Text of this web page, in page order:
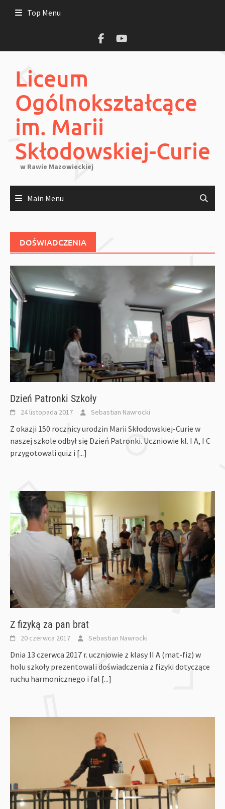
Top Menu
Liceum
Ogólnokształcące
im. Marii
Skłodowskiej-Curie
w Rawie Mazowieckiej
Main Menu
DOŚWIADCZENIA
Dzień Patronki Szkoły
24 listopada 2017 Sebastian Nawrocki
Z okazji 150 rocznicy urodzin Marii Skłodowskiej-Curie w
naszej szkole odbył się Dzień Patronki. Uczniowie kl. I A, I C
przygotowali quiz i [...]
Z fizyką za pan brat
20 czerwca 2017 Sebastian Nawrocki
Dnia 13 czerwca 2017 r. uczniowie z klasy II A (mat-fiz) w
holu szkoły prezentowali doświadczenia z fizyki dotyczące
ruchu harmonicznego i fal [...]